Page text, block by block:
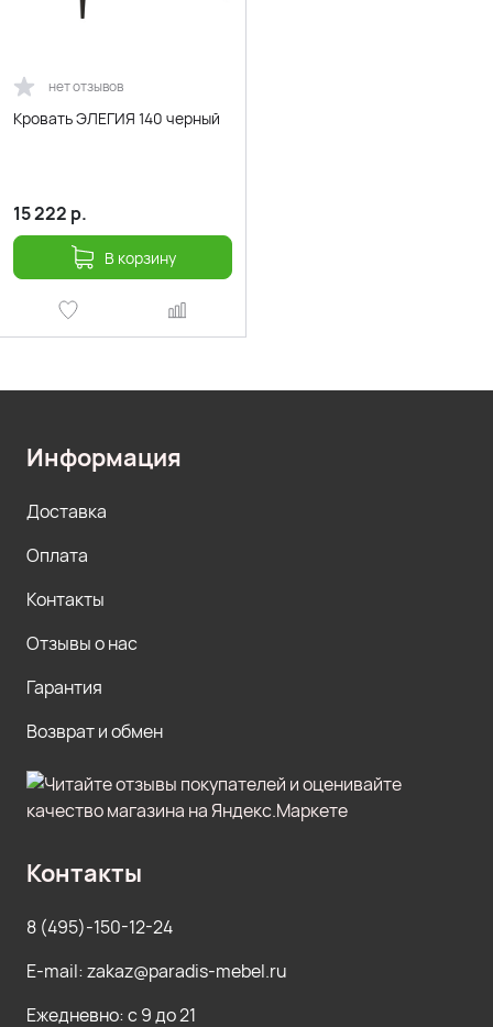
нет отзывов
Кровать ЭЛЕГИЯ 140 черный
15 222 р.
В корзину
Информация
Доставка
Оплата
Контакты
Отзывы о нас
Гарантия
Возврат и обмен
Контакты
8 (495)-150-12-24
E-mail: zakaz@paradis-mebel.ru
Ежедневно: с 9 до 21